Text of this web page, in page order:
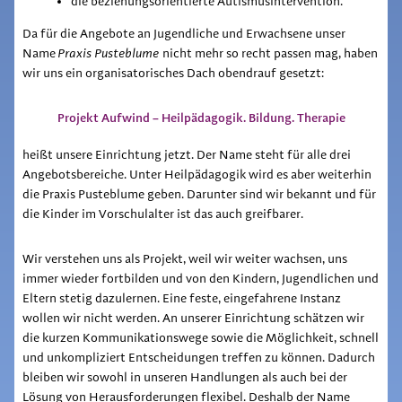
Da für die Angebote an Jugendliche und Erwachsene unser
NamePraxis Pusteblume nicht mehr so recht passen mag, haben
wir uns ein organisatorisches Dach obendrauf gesetzt:
Projekt Aufwind – Heilpädagogik. Bildung. Therapie
heißt unsere Einrichtung jetzt. Der Name steht für alle drei
Angebotsbereiche. Unter Heilpädagogik wird es aber weiterhin
die Praxis Pusteblume geben. Darunter sind wir bekannt und für
die Kinder im Vorschulalter ist das auch greifbarer.
Wir verstehen uns als Projekt, weil wir weiter wachsen, uns
immer wieder fortbilden und von den Kindern, Jugendlichen und
Eltern stetig dazulernen. Eine feste, eingefahrene Instanz
wollen wir nicht werden. An unserer Einrichtung schätzen wir
die kurzen Kommunikationswege sowie die Möglichkeit, schnell
und unkompliziert Entscheidungen treffen zu können. Dadurch
bleiben wir sowohl in unseren Handlungen als auch bei der
Lösung von Herausforderungen flexibel. Deshalb der Name